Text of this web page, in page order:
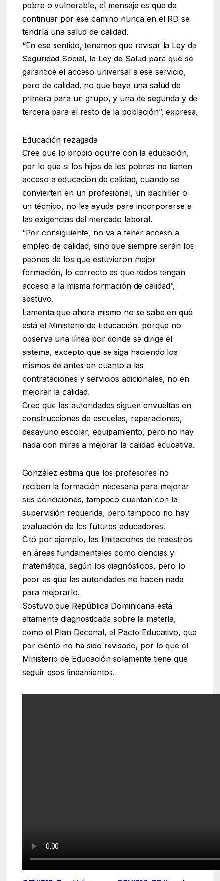
pobre o vulnerable, el mensaje es que de
continuar por ese camino nunca en el RD se
tendría una salud de calidad.
“En ese sentido, tenemos que revisar la Ley de
Seguridad Social, la Ley de Salud para que se
garantice el acceso universal a ese servicio,
pero de calidad, no que haya una salud de
primera para un grupo, y una de segunda y de
tercera para el resto de la población”, expresa.
Educación rezagada
Cree que lo propio ocurre con la educación,
por lo que si los hijos de los pobres no tienen
acceso a educación de calidad, cuando se
convierten en un profesional, un bachiller o
un técnico, no les ayuda para incorporarse a
las exigencias del mercado laboral.
“Por consiguiente, no va a tener acceso a
empleo de calidad, sino que siempre serán los
peones de los que estuvieron mejor
formación, lo correcto es que todos tengan
acceso a la misma formación de calidad”,
sostuvo.
Lamenta que ahora mismo no se sabe en qué
está el Ministerio de Educación, porque no
observa una línea por donde se dirige el
sistema, excepto que se siga haciendo los
mismos de antes en cuanto a las
contrataciones y servicios adicionales, no en
mejorar la calidad.
Cree que las autoridades siguen envueltas en
construcciones de escuelas, reparaciones,
desayuno escolar, equipamiento, pero no hay
nada con miras a mejorar la calidad educativa.
González estima que los profesores no
reciben la formación necesaria para mejorar
sus condiciones, tampoco cuentan con la
supervisión requerida, pero tampoco no hay
evaluación de los futuros educadores.
Citó por ejemplo, las limitaciones de maestros
en áreas fundamentales como ciencias y
matemática, según los diagnósticos, pero lo
peor es que las autoridades no hacen nada
para mejorarlo.
Sostuvo que República Dominicana está
altamente diagnosticada sobre la materia,
como el Plan Decenal, el Pacto Educativo, que
por ciento no ha sido revisado, por lo que el
Ministerio de Educación solamente tiene que
seguir esos lineamientos.